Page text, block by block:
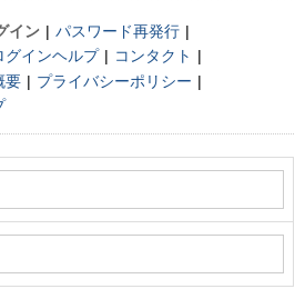
イン
パスワード再発行
グインヘルプ
コンタクト
要
プライバシーポリシー